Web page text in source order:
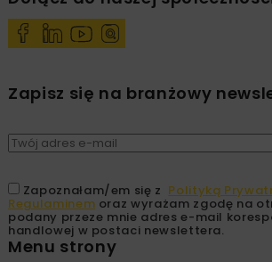
Zapisz się na branżowy
Zapoznałam/em się z Polityką
Regulaminem oraz wyrażam zgodę na
podany przeze mnie adres e-mail
handlowej w postaci newslettera.
Menu strony